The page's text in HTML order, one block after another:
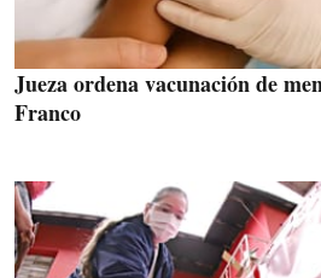
Jueza ordena vacunación de
Franco